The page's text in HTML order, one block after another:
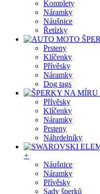
Komplety
Náramky
Náušnice
Řetízky
Prsteny
Klíčenky
Přívěsky
Náramky
Dog tags
Přívěsky
Klíčenky
Náramky
Prsteny
Náhrdelníky
+
Náušnice
Náramky
Přívěsky
Sady šperků